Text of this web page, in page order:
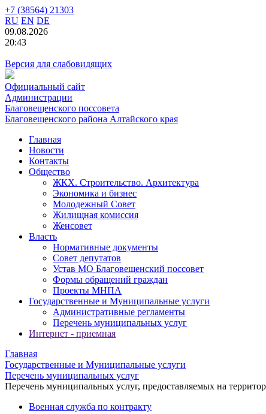
+7 (38564) 21303
RU EN DE
09.08.2026
20:43
Версия для слабовидящих
Официальный сайт
Администрации
Благовещенского поссовета
Благовещенского района Алтайского края
Главная
Новости
Контакты
Общество
ЖКХ. Строительство. Архитектура
Экономика и бизнес
Молодежный Совет
Жилищная комиссия
Женсовет
Власть
Нормативные документы
Совет депутатов
Устав МО Благовещенский поссовет
Формы обращений граждан
Проекты МНПА
Государственные и Муниципальные услуги
Административные регламенты
Перечень муниципальных услуг
Интернет - приемная
Главная
Государственные и Муниципальные услуги
Перечень муниципальных услуг
Перечень муниципальных услуг, предоставляемых на
Военная служба по контракту